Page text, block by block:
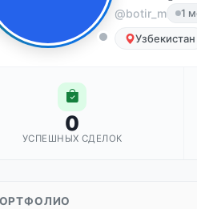
@‍botir_m 1
Узбекистан
0
УСПЕШНЫХ СДЕЛОК